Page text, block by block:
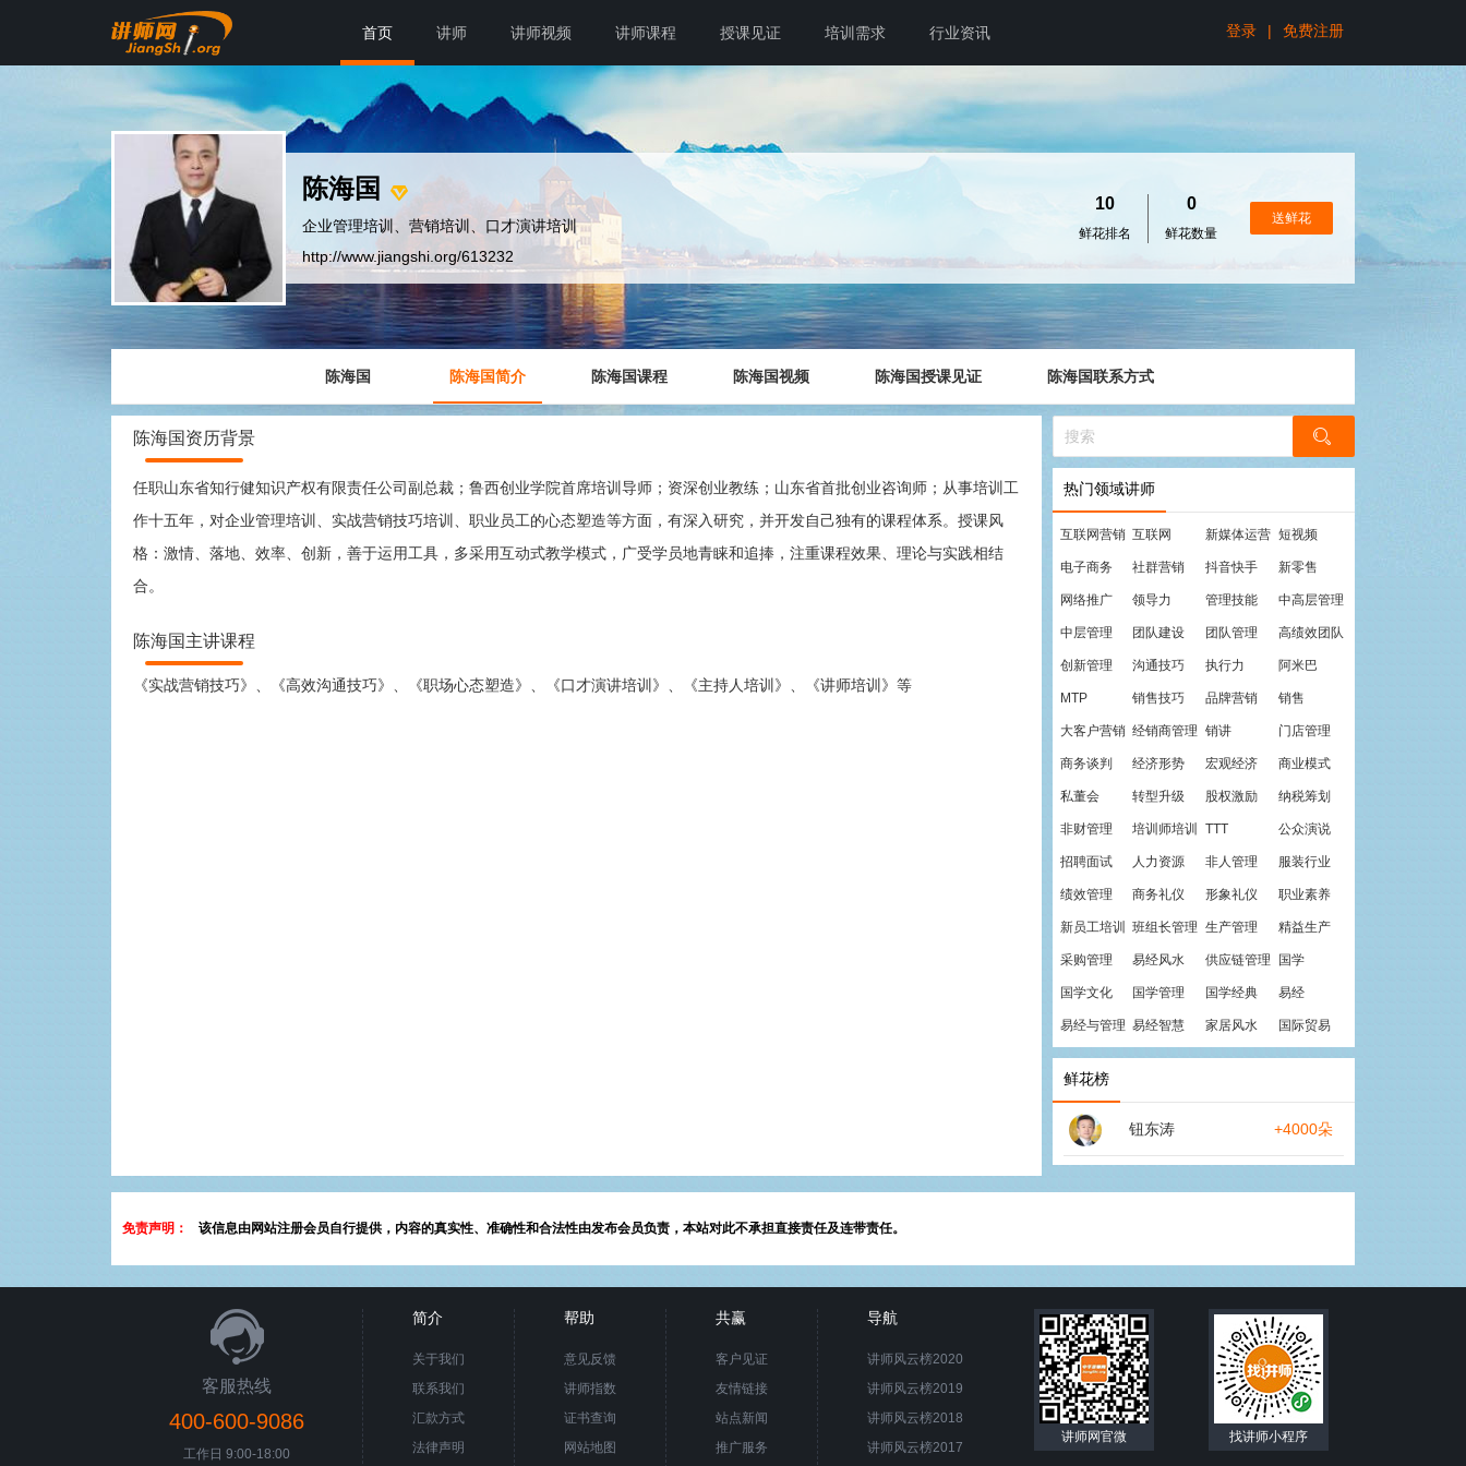
首页 讲师 讲师视频 讲师课程 授课见证 培训需求 行业资讯 登录 | 免费注册
陈海国
企业管理培训、营销培训、口才演讲培训
http://www.jiangshi.org/613232
10
鲜花排名
0
鲜花数量
送鲜花
陈海国 陈海国简介 陈海国课程 陈海国视频 陈海国授课见证 陈海国联系方式
陈海国资历背景
任职山东省知行健知识产权有限责任公司副总裁；鲁西创业学院首席培训导师；资深创业教练；山东省首批创业咨询师；从事培训工
作十五年，对企业管理培训、实战营销技巧培训、职业员工的心态塑造等方面，有深入研究，并开发自己独有的课程体系。授课风
格：激情、落地、效率、创新，善于运用工具，多采用互动式教学模式，广受学员地青睐和追捧，注重课程效果、理论与实践相结
合。
陈海国主讲课程
《实战营销技巧》、《高效沟通技巧》、《职场心态塑造》、《口才演讲培训》、《主持人培训》、《讲师培训》等
热门领域讲师
互联网营销 互联网 新媒体运营 短视频
电子商务 社群营销 抖音快手 新零售
网络推广 领导力 管理技能 中高层管理
中层管理 团队建设 团队管理 高绩效团队
创新管理 沟通技巧 执行力 阿米巴
MTP 销售技巧 品牌营销 销售
大客户营销 经销商管理 销讲 门店管理
商务谈判 经济形势 宏观经济 商业模式
私董会 转型升级 股权激励 纳税筹划
非财管理 培训师培训 TTT 公众演说
招聘面试 人力资源 非人管理 服装行业
绩效管理 商务礼仪 形象礼仪 职业素养
新员工培训 班组长管理 生产管理 精益生产
采购管理 易经风水 供应链管理 国学
国学文化 国学管理 国学经典 易经
易经与管理 易经智慧 家居风水 国际贸易
鲜花榜
钮东涛 +4000朵
免责声明： 该信息由网站注册会员自行提供，内容的真实性、准确性和合法性由发布会员负责，本站对此不承担直接责任及连带责任。
客服热线
400-600-9086
工作日 9:00-18:00
简介
关于我们
联系我们
汇款方式
法律声明
帮助
意见反馈
讲师指数
证书查询
网站地图
共赢
客户见证
友情链接
站点新闻
推广服务
导航
讲师风云榜2020
讲师风云榜2019
讲师风云榜2018
讲师风云榜2017
讲师网官微 找讲师小程序